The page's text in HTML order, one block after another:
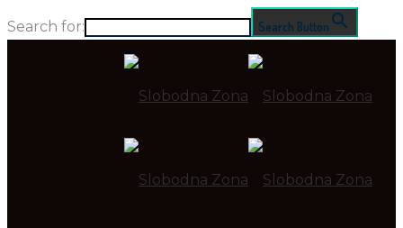
Search for: Search Button